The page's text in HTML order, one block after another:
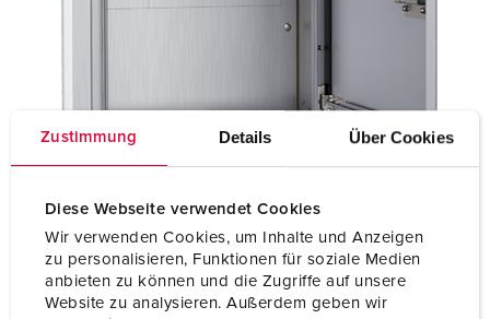
Zustimmung Details Über Cookies
Diese Webseite verwendet Cookies
Wir verwenden Cookies, um Inhalte und Anzeigen
zu personalisieren, Funktionen für soziale Medien
anbieten zu können und die Zugriffe auf unsere
Website zu analysieren. Außerdem geben wir